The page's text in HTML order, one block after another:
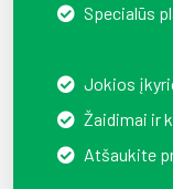
Specialūs
Jokios
Žaidimai ir
Atšaukite